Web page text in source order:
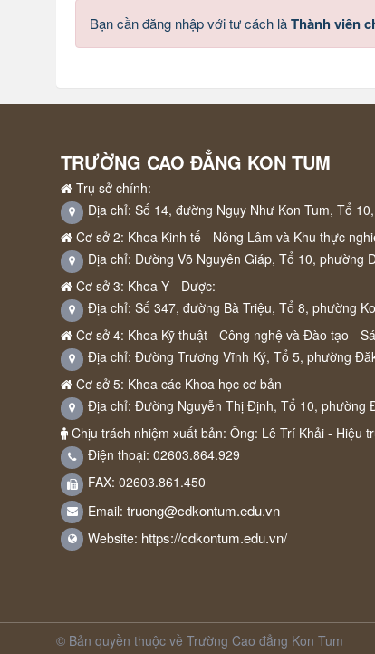
Bạn cần đăng nhập với tư cách làThành viên
TRƯỜNG CAO ĐẲNG KON TUM
Trụ sở chính:
Địa chỉ: Số 14, đường Ngụy Như Kon Tum, Tổ
Cơ sở 2: Khoa Kinh tế - Nông Lâm và Khu thực
Địa chỉ: Đường Võ Nguyên Giáp, Tổ 10, phường
Cơ sở 3: Khoa Y - Dược:
Địa chỉ: Số 347, đường Bà Triệu, Tổ 8, phường
Cơ sở 4: Khoa Kỹ thuật - Công nghệ và Đào tạo -
Địa chỉ: Đường Trương Vĩnh Ký, Tổ 5, phường
Cơ sở 5: Khoa các Khoa học cơ bản
Địa chỉ: Đường Nguyễn Thị Định, Tổ 10, phường
Chịu trách nhiệm xuất bản: Ông: Lê Trí Khải - Hiệu
Điện thoại: 02603.864.929
FAX: 02603.861.450
Email: truong@cdkontum.edu.vn
Website: https://cdkontum.edu.vn/
© Bản quyền thuộc về Trường Cao đẳng Kon Tum